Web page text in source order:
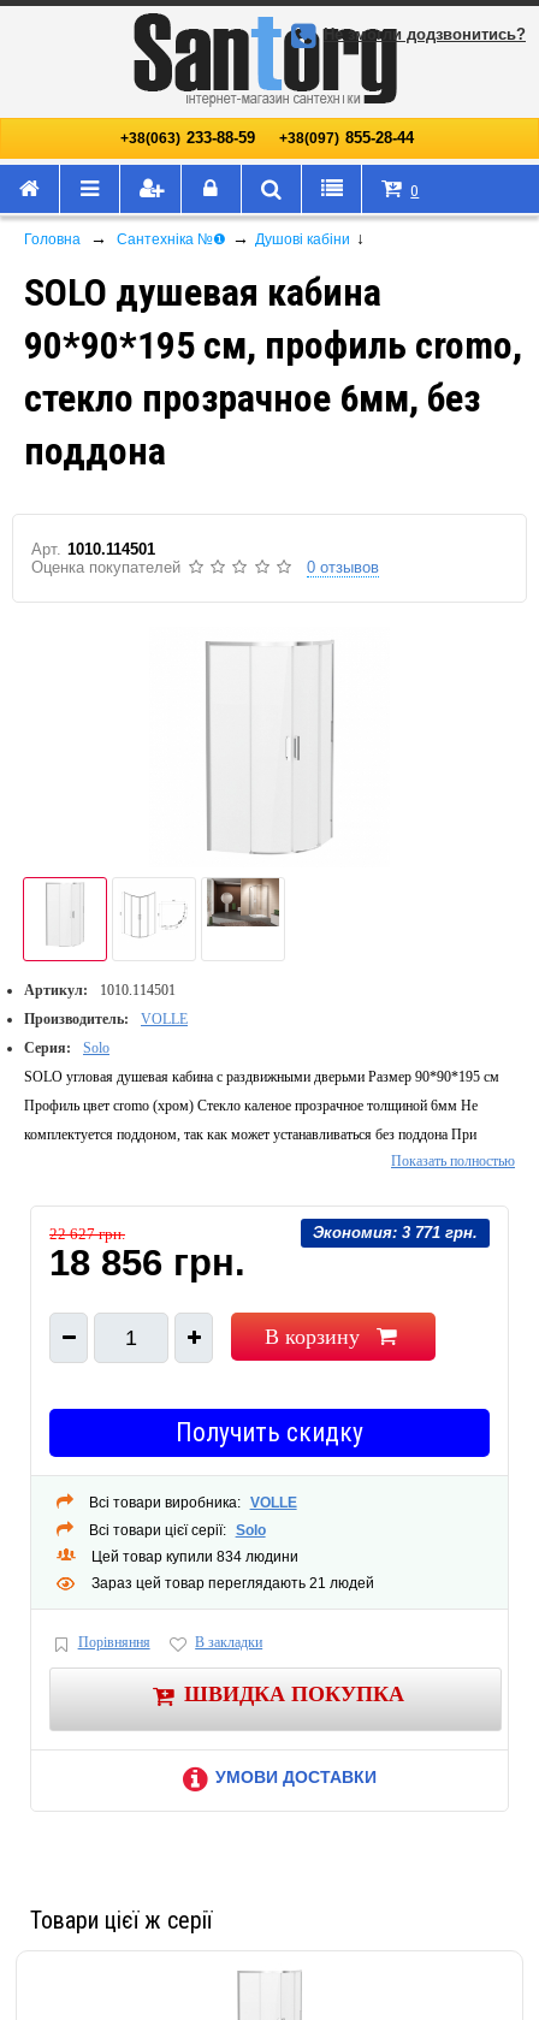
+38(063) 233-88-59 +38(097) 855-28-44
Не змогли додзвонитись?
0
Головна → Сантехніка №❶ → Душові кабіни ↓
SOLO душевая кабина
90*90*195 см, профиль cromo,
стекло прозрачное 6мм, без
поддона
Арт. 1010.114501
Оценка покупателей
0 отзывов
Артикул:
1010.114501
Производитель:
VOLLE
Серия:
Solo
SOLO угловая душевая кабина с раздвижными дверьми Размер 90*90*195 см
Профиль цвет cromo (хром) Стекло каленое прозрачное толщиной 6мм Не
комплектуется поддоном, так как может устанавливаться без поддона При
необходимости установки на поддоне, рекомендуем поддон SMC 90*90*3,5см
Показать полностью
Экономия: 3 771 грн.
22 627 грн.
18 856 грн.
1 В корзину
Получить скидку
Всі товари виробника: VOLLE
Всі товари цієї серії: Solo
Цей товар купили 834 людини
Зараз цей товар переглядають 21 людей
Порівняння В закладки
ШВИДКА ПОКУПКА
УМОВИ ДОСТАВКИ
Товари цієї ж серії